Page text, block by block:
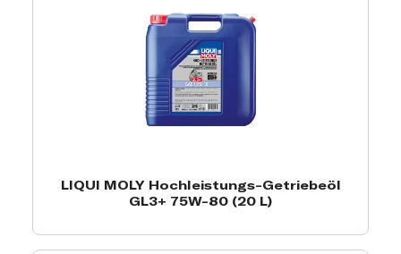
LIQUI MOLY Hochleistungs-Getriebeöl
GL3+ 75W-80 (20 L)